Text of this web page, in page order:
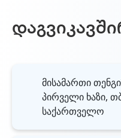
მისამართი
პირველი ხაზი,
საქართველო